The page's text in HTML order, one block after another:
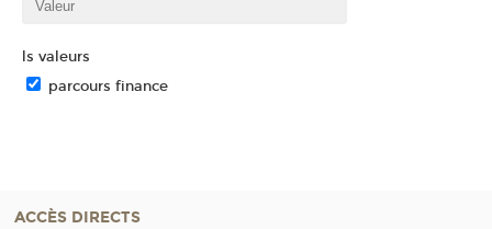
ls valeurs
parcours finance
ACCÈS DIRECTS